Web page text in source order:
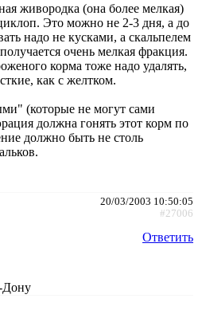
живородка (она более мелкая)
Это можно не 2-3 дня, а до
надо не кусками, а скальпелем
очень мелкая фракция.
корма тоже надо удалять,
как с желтком.
(которые не могут сами
должна гонять этот корм по
должно быть не столь
20/03/2003 10:50:05
#27006
Ответить
Дону